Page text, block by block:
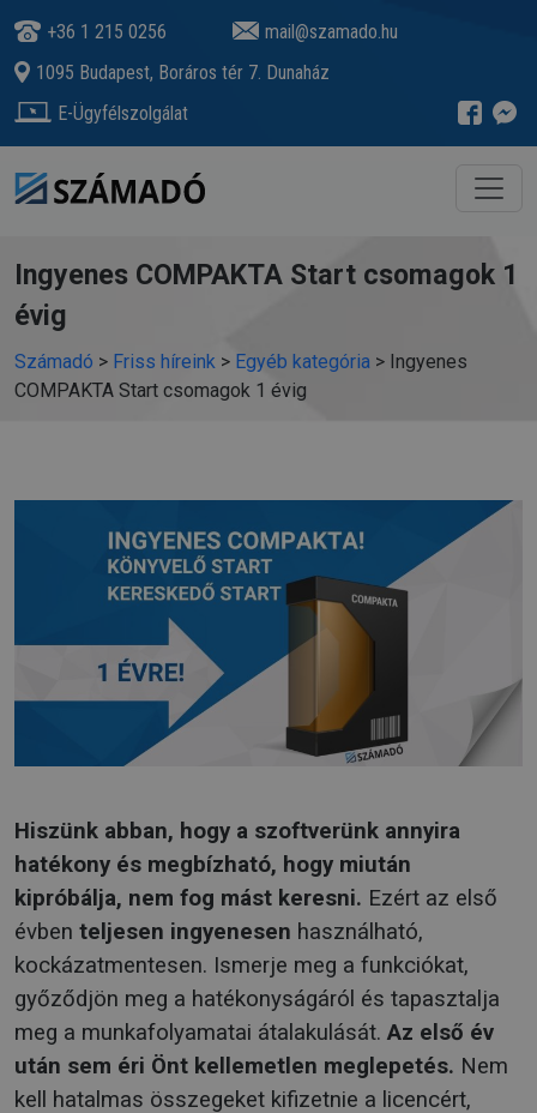
+36 1 215 0256
mail@szamado.hu
1095 Budapest, Boráros tér 7. Dunaház
E-Ügyfélszolgálat
Ingyenes COMPAKTA Start csomagok 1
évig
Számadó > Friss híreink > Egyéb kategória > Ingyenes
COMPAKTA Start csomagok 1 évig
Hiszünk abban, hogy a szoftverünk annyira
hatékony és megbízható, hogy miután
kipróbálja, nem fog mást keresni. Ezért az első
évben teljesen ingyenesen használható,
kockázatmentesen. Ismerje meg a funkciókat,
győződjön meg a hatékonyságáról és tapasztalja
meg a munkafolyamatai átalakulását. Az első év
után sem éri Önt kellemetlen meglepetés. Nem
kell hatalmas összegeket kifizetnie a licencért,